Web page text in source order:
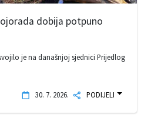
dobija potpuno
je na današnjoj sjednici Prijedlog
30. 7. 2026. PODIJELI